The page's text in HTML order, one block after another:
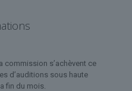
commission s’achèvent ce
d’auditions sous haute
fin du mois.